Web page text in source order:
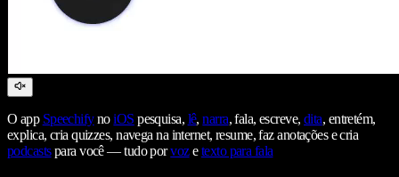
O app SpeechifynoiOS pesquisa, lê,narra, fala, escreve,dita, entretém,
explica, cria quizzes, navega na internet, resume, faz anotações e cria
podcastspara você — tudo porvozetexto para fala